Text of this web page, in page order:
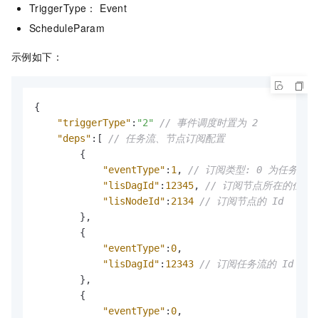
TriggerType： Event
ScheduleParam
示例如下：
{
"triggerType" : "2"
// 事件调度时置为 2
"deps" : [
// 任务流、节点订阅配置
{
"eventType" : 1,
// 订阅类型: 0 为任务流;
"lisDagId" : 12345,
// 订阅节点所在的任务
"lisNodeId" : 2134 // 订阅节点的 Id
} ,
{
"eventType" : 0,
"lisDagId" : 12343 // 订阅任务流的 Id
} ,
{
"eventType" : 0,